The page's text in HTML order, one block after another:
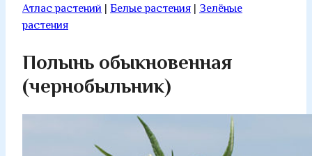
Атлас растений | Белые растения | Зелёные
растения
Полынь обыкновенная
(чернобыльник)